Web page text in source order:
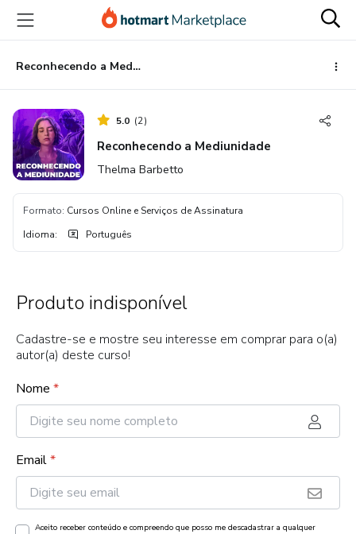
para
conteúdo
principal
para
pagamento
para
rodapé
Reconhecendo a Mediunidade
5.0 (2)
Reconhecendo a Mediunidade
Thelma Barbetto
Formato: Cursos Online e Serviços de Assinatura
Idioma: Português
Produto indisponível
Cadastre-se e mostre seu interesse em comprar para o(a)
autor(a) deste curso!
Nome *
Email*
Aceito receber conteúdo e compreendo que posso me descadastrar a qualquer